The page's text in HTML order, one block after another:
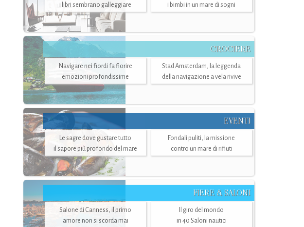
i libri sembrano galleggiare
i bimbi in un mare di sogni
CROCIERE
Navigare nei fiordi fa fiorire
emozioni profondissime
Stad Amsterdam, la leggenda
della navigazione a vela rivive
EVENTI
Le sagre dove gustare tutto
il sapore più profondo del mare
Fondali puliti, la missione
contro un mare di rifiuti
FIERE & SALONI
Salone di Canness, il primo
amore non si scorda mai
Il giro del mondo
in 40 Saloni nautici